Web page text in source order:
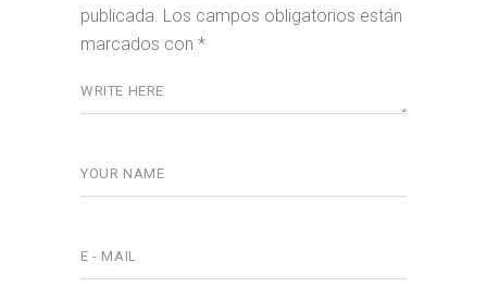
publicada. Los campos obligatorios están
marcados con *